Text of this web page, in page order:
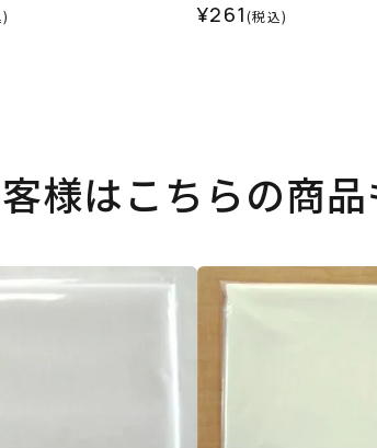
¥261(税込)
様はこちらの商